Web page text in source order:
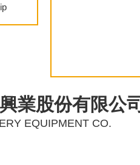
業股份有限公
EQUIPMENT CO.